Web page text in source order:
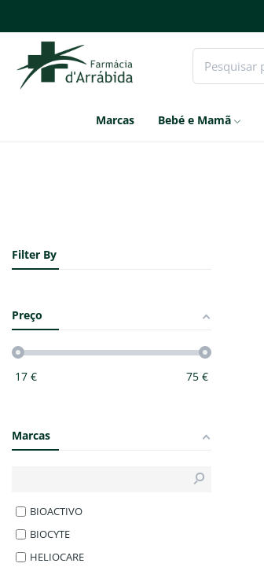
Marcas Bebé e Mamã
Filter By
Preço
17 € 75€
Marcas
BIOACTIVO
BIOCYTE
HELIOCARE